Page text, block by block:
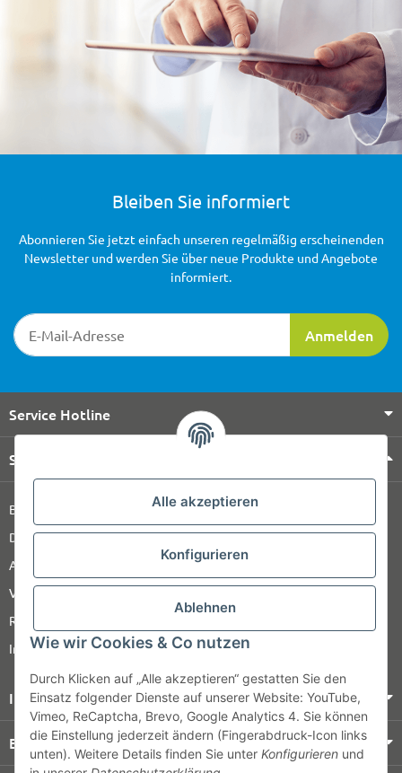
Alle akzeptieren
Konfigurieren
Ablehnen
Wie wir Cookies & Co nutzen
Durch Klicken auf „Alle akzeptieren“ gestatten Sie den
Einsatz folgender Dienste auf unserer Website: YouTube,
Vimeo, ReCaptcha, Brevo, Google Analytics 4. Sie können
die Einstellung jederzeit ändern (Fingerabdruck-Icon links
unten). Weitere Details finden Sie unter Konfigurieren und
Bleiben Sie informiert
Newsletter-Registrierung
Anmelden
Abonnieren Sie jetzt einfach unseren regelmäßig erscheinenden
Newsletter und werden Sie über neue Produkte und Angebote
informiert.
Service Hotline
Shop Service
Barrierefreiheitserklärung
Datenschutz
AGB
Versandinformationen
Retour
Impressum
Informationen
Bezahlung & Versand